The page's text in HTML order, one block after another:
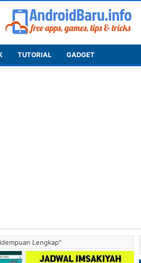
TUTORIAL GADGET
Lengkap"